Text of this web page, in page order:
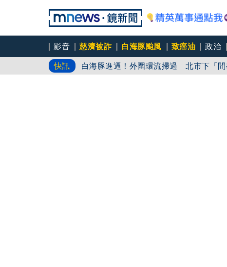
影音 慈濟被詐 白海豚颱風 致癌油 政治
快訊
白海豚進逼！外圍環流掃過 北市下「
爆柯文哲換手環又爛膚 陳佩琪父親節引